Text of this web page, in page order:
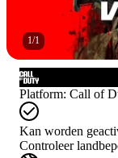
1/1
Platform: Call of
Kan worden
Controleer